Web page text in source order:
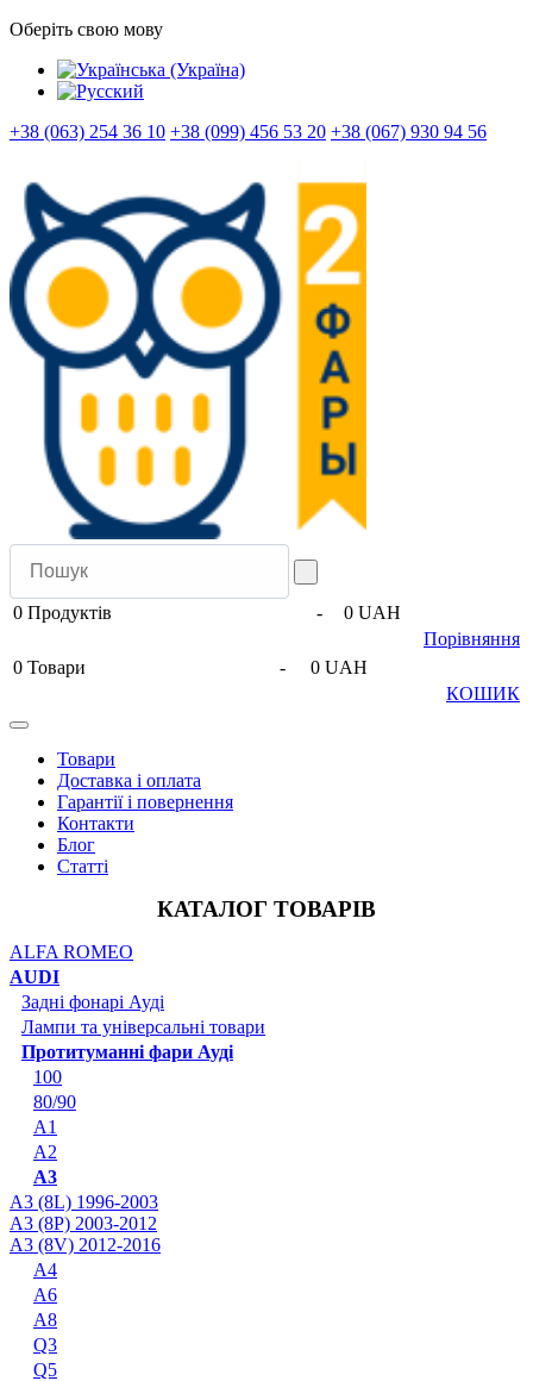
Оберіть свою мову
+38 (063) 254 36 10 +38 (099) 456 53 20 +38 (067) 930 94 56
0 Продуктів -
0 UAH
Порівняння
0 Товари -
0 UAH
КОШИК
Товари
Доставка і оплата
Гарантії і повернення
Контакти
Блог
Статті
КАТАЛОГ ТОВАРІВ
ALFA ROMEO
AUDI
Задні фонарі Ауді
Лампи та універсальні товари
Протитуманні фари Ауді
100
80/90
A1
A2
A3
A3 (8L) 1996-2003
A3 (8P) 2003-2012
A3 (8V) 2012-2016
A4
A6
A8
Q3
Q5